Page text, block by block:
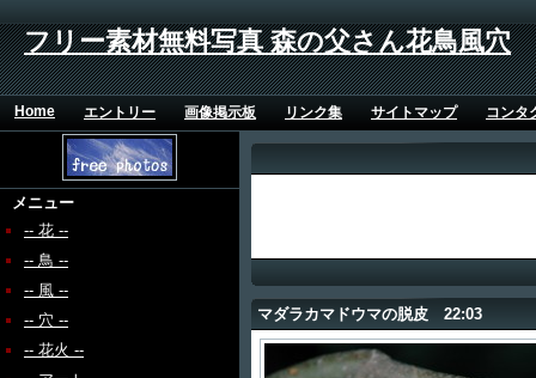
フリー素材無料写真 森の父さん花鳥風穴
Home エントリー 画像掲示板 リンク集 サイトマップ コンタ
メニュー
-- 花 --
-- 鳥 --
-- 風 --
-- 穴 --
-- 花火 --
マダラカマドウマの脱皮 22:03